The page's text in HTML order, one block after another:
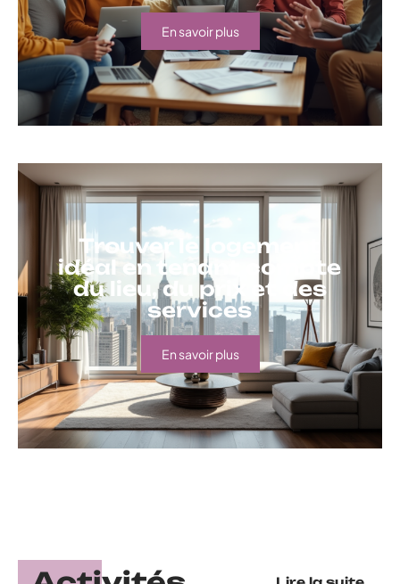
En savoir plus
Trouver le logement
idéal en tenant compte
du lieu, du prix et des
services
En savoir plus